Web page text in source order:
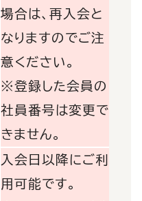
場合は、再入会と
なりますのでご注
意ください。
※登録した会員の
社員番号は変更で
きません。
入会日以降にご利
用可能です。